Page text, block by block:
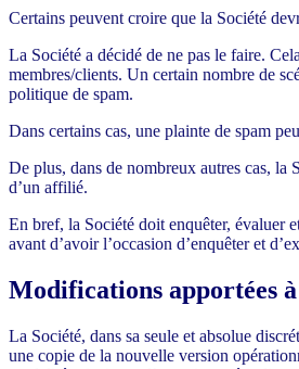
Certains peuvent croire que la Société
La Société a décidé de ne pas le faire.
membres/clients. Un certain nombre de
politique de spam.
Dans certains cas, une plainte de spam
De plus, dans de nombreux autres cas, la
d’un affilié.
En bref, la Société doit enquêter, évaluer
avant d’avoir l’occasion d’enquêter et
Modifications apportées
La Société, dans sa seule et absolue
une copie de la nouvelle version